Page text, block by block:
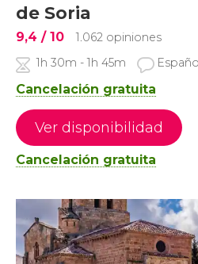
de Soria
9,4 / 10
1.062 opiniones
1h 30m - 1h 45m
Cancelación gratuita
Ver disponibilidad
Cancelación gratuita